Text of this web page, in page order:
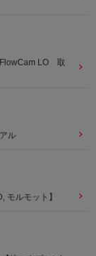
LO 取
ル
モルモット】